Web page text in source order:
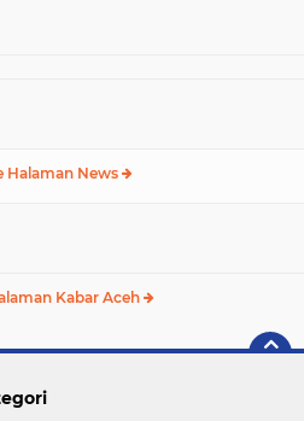
Halaman News
Kabar Aceh